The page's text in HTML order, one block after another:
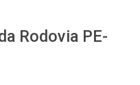
Rodovia PE-